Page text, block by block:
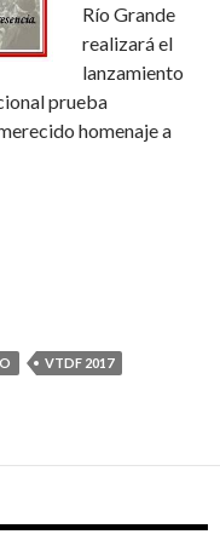
Río Grande
realizará el
lanzamiento
prueba
homenaje a
VTDF
VTDF 2017